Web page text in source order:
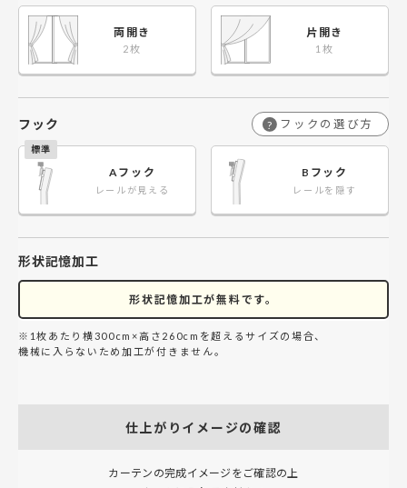
両開き 片開き
フック ? フックの選び方
Aフック
レールが見える
Bフック
レールを隠す
形状記憶加工
形状記憶加工が無料です。
※1枚あたり横300cm×高さ260cmを超えるサイズの場合、
機械に入らないため加工が付きません。
仕上がりイメージの確認
カーテンの完成イメージをご確認の上